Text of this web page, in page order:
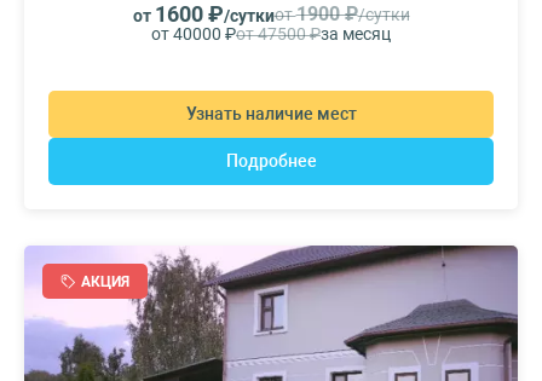
от 1600 ₽/суткиот1900 ₽/сутки
от 40000 ₽от 47500 ₽за месяц
Узнать наличие мест
Подробнее
АКЦИЯ